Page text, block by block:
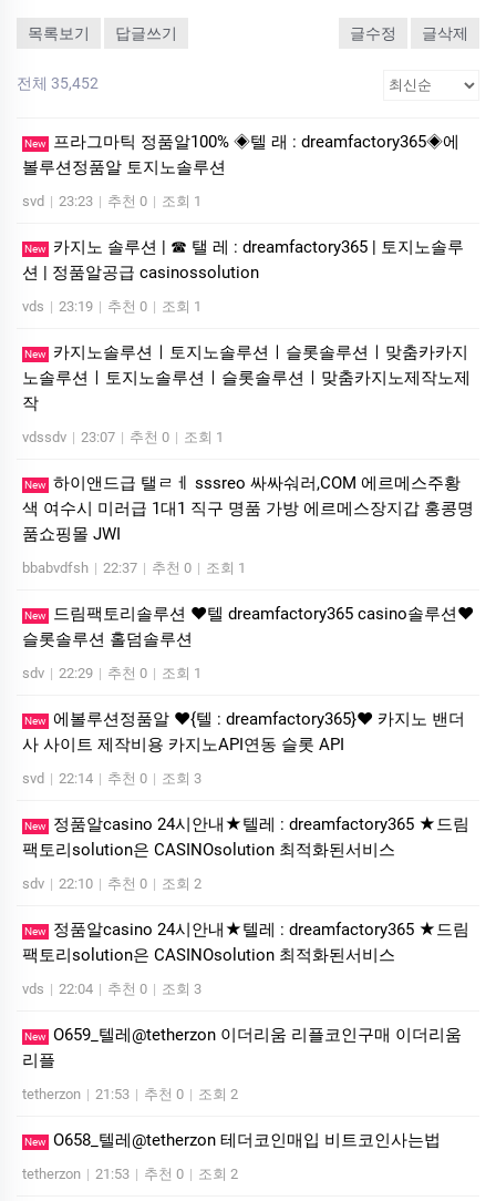
목록보기 답글쓰기 글수정 글삭제
전체 35,452
New
프라그마틱 정품알100% ◈텔 래 : dreamfactory365◈에
볼루션정품알 토지노솔루션
svd | 23:23 | 추천 0 | 조회 1
New
카지노 솔루션 | ☎ 탤 레 : dreamfactory365 | 토지노솔루
션 | 정품알공급 casinossolution
vds | 23:19 | 추천 0 | 조회 1
New
카지노솔루션ㅣ토지노솔루션ㅣ슬롯솔루션ㅣ맞춤카카지
노솔루션ㅣ토지노솔루션ㅣ슬롯솔루션ㅣ맞춤카지노제작노제
작
vdssdv | 23:07 | 추천 0 | 조회 1
New 하이앤드급 탤ㄹㅔ sssreo 싸싸숴러,COM 에르메스주황
색 여수시 미러급 1대1 직구 명품 가방 에르메스장지갑 홍콩명
품쇼핑몰 JWI
bbabvdfsh | 22:37 | 추천 0 | 조회 1
New
드림팩토리솔루션 ❤️텔 dreamfactory365 casino솔루션❤️
슬롯솔루션 홀덤솔루션
sdv | 22:29 | 추천 0 | 조회 1
New 에볼루션정품알 ❤️{텔 : dreamfactory365}❤️ 카지노 밴더
사 사이트 제작비용 카지노API연동 슬롯 API
svd | 22:14 | 추천 0 | 조회 3
New
정품알casino 24시안내★텔레 : dreamfactory365 ★드림
팩토리solution은 CASINOsolution 최적화된서비스
sdv | 22:10 | 추천 0 | 조회 2
New
정품알casino 24시안내★텔레 : dreamfactory365 ★드림
팩토리solution은 CASINOsolution 최적화된서비스
vds | 22:04 | 추천 0 | 조회 3
New O659_텔레@tetherzon 이더리움 리플코인구매 이더리움
리플
tetherzon | 21:53 | 추천 0 | 조회 2
New O658_텔레@tetherzon 테더코인매입 비트코인사는법
tetherzon | 21:53 | 추천 0 | 조회 2